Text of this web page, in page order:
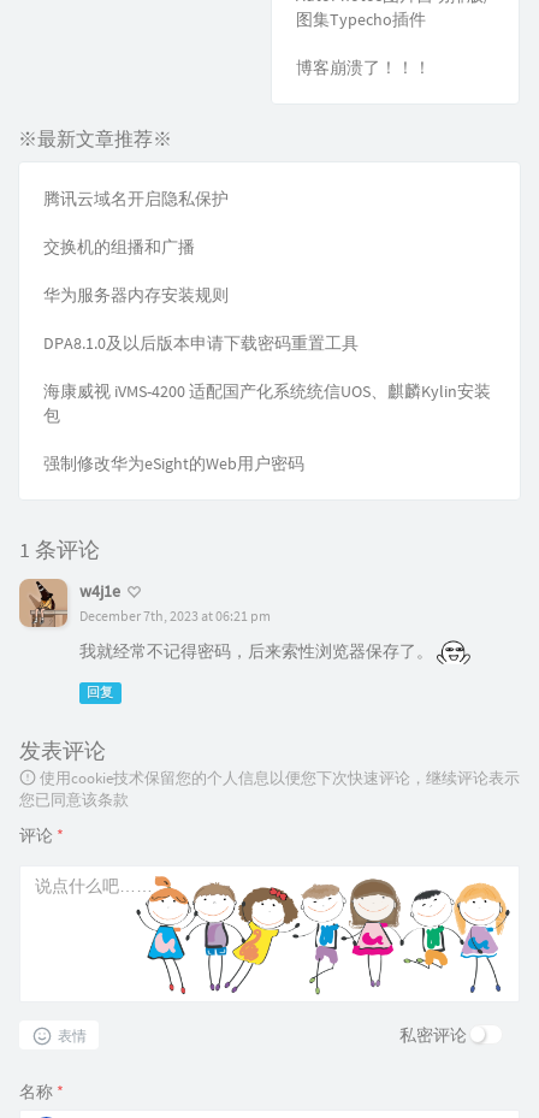
图集Typecho插件
博客崩溃了！！！
※最新文章推荐※
腾讯云域名开启隐私保护
交换机的组播和广播
华为服务器内存安装规则
DPA8.1.0及以后版本申请下载密码重置工具
海康威视 iVMS-4200 适配国产化系统统信UOS、麒麟Kylin安装
包
强制修改华为eSight的Web用户密码
1 条评论
w4j1e
December 7th, 2023 at 06:21 pm
我就经常不记得密码，后来索性浏览器保存了。
回复
发表评论
使用cookie技术保留您的个人信息以便您下次快速评论，继续评论表示
您已同意该条款
评论 *
表情 私密评论
名称 *